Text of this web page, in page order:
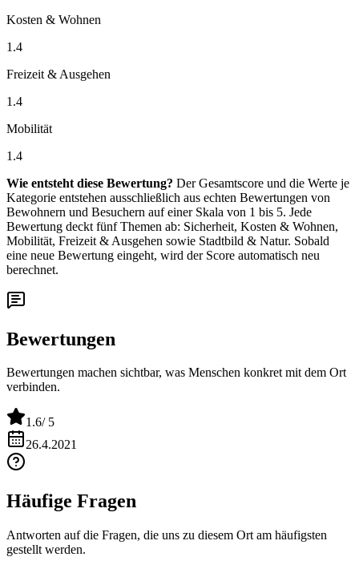
Kosten & Wohnen
1.4
Freizeit & Ausgehen
1.4
Mobilität
1.4
Wie entsteht diese Bewertung? Der Gesamtscore und die Werte je
Kategorie entstehen ausschließlich aus echten Bewertungen von
Bewohnern und Besuchern auf einer Skala von 1 bis 5. Jede
Bewertung deckt fünf Themen ab: Sicherheit, Kosten & Wohnen,
Mobilität, Freizeit & Ausgehen sowie Stadtbild & Natur. Sobald
eine neue Bewertung eingeht, wird der Score automatisch neu
berechnet.
Bewertungen
Bewertungen machen sichtbar, was Menschen konkret mit dem Ort
verbinden.
1.6/ 5
26.4.2021
Häufige Fragen
Antworten auf die Fragen, die uns zu diesem Ort am häufigsten
gestellt werden.